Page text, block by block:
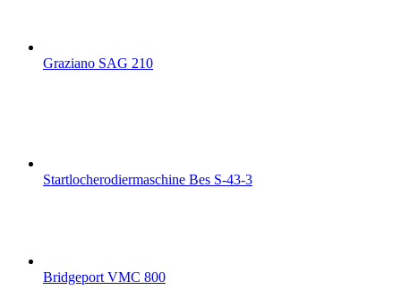
Graziano SAG 210
Startlocherodiermaschine Bes S-43-3
Bridgeport VMC 800